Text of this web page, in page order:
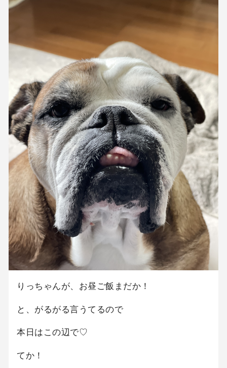
りっちゃんが、お昼ご飯まだか！
と、がるがる言うてるので
本日はこの辺で♡
てか！